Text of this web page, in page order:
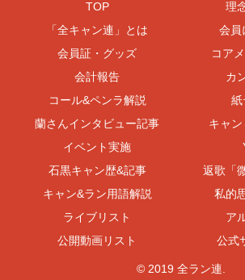
TOP
理
「全キャン連」とは
会員
会員証・グッズ
コア
会計報告
カ
コール&ペンラ解説
紙
蘭さんインタビュー記事
キャ
イベント実施
石黒キャン歴&記事
返歌「
キャン&ラン用語解説
私的
ライブリスト
ア
公開動画リスト
公式
© 2019 全ラン連.